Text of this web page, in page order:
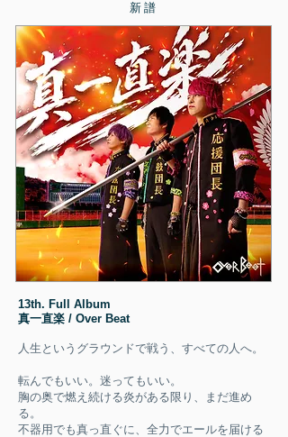
新譜
13th. Full Album
真一直楽 / Over Beat
人生というグラウンドで戦う、すべての人へ。
転んでもいい。迷ってもいい。
胸の奥で燃え続ける炎がある限り、まだ進め
る。
不器用でも真っ直ぐに、全力でエールを届ける